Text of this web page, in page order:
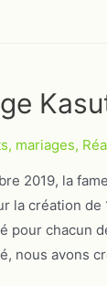
mariages,
2019, la
la création
pour chacun
nous avons